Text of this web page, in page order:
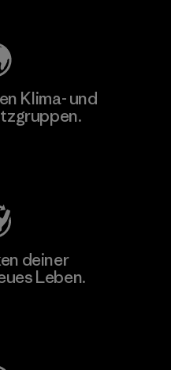
Klima- und
deiner
Leben.